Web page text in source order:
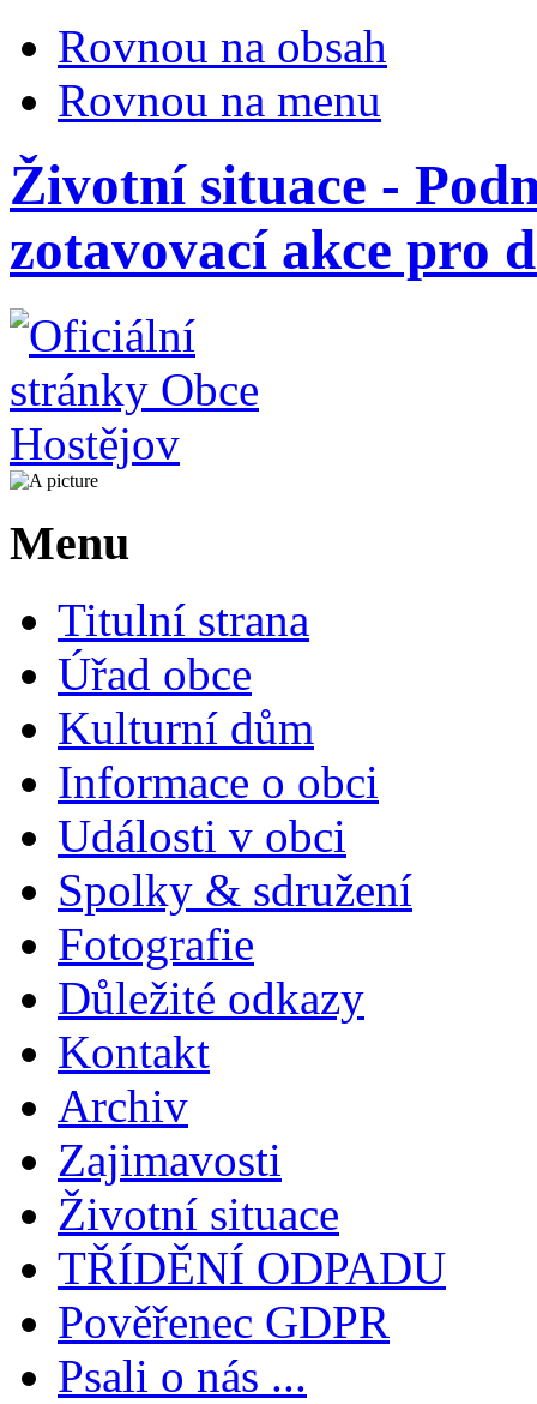
Rovnou na obsah
Rovnou na menu
Životní situace -
zotavovací akce pro
Menu
Titulní strana
Úřad obce
Kulturní dům
Informace o obci
Události v obci
Spolky & sdružení
Fotografie
Důležité odkazy
Kontakt
Archiv
Zajimavosti
Životní situace
TŘÍDĚNÍ ODPADU
Pověřenec GDPR
Psali o nás ...